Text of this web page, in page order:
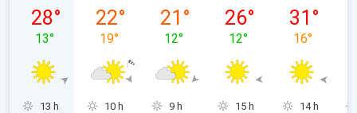
28°
13°
13 h
22°
19°
10 h
21 °
12°
9 h
26°
12°
15 h
31 °
16°
14 h